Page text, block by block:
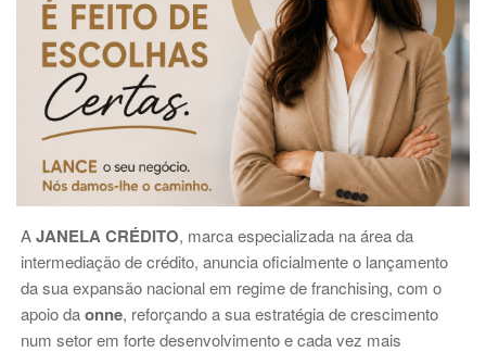
AJANELA CRÉDITO, marca especializada na área da
intermediação de crédito, anuncia oficialmente o lançamento
da sua expansão nacional em regime de franchising, com o
apoio daonne, reforçando a sua estratégia de crescimento
num setor em forte desenvolvimento e cada vez mais